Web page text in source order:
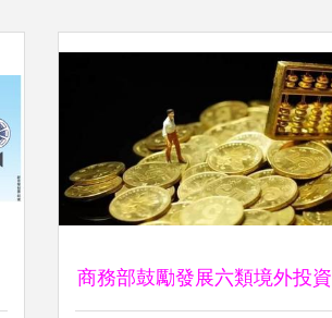
商務部鼓勵發展六類境外投資